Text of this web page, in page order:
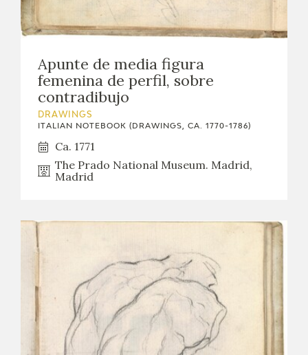
Apunte de media figura
femenina de perfil, sobre
contradibujo
DRAWINGS
ITALIAN NOTEBOOK (DRAWINGS, CA. 1770-1786)
Ca. 1771
The Prado National Museum. Madrid,
Madrid